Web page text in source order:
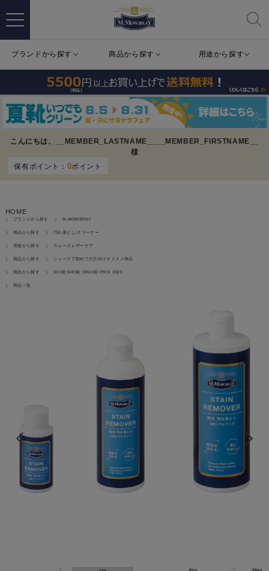
ブランドから探す 商品から探す 用途から探す
こんにちは、 __MEMBER_LASTNAME__
__MEMBER_FIRSTNAME__
様
保有ポイント： 0ポイント
HOME
ブランドから探す M.MOWBRAY
商品から探す 汚れ落とし/クリーナー
用途から探す スムースレザーケア
商品から探す シューケア初めての方向けオススメ商品
商品から探す SHOESHINE GRAND PRIX 2025
商品一覧